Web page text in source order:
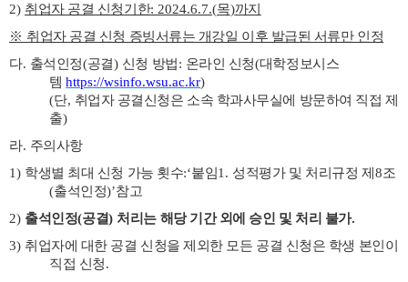
2) 취업자 공결 신청기한: 2024.6.7.(목)까지
※ 취업자 공결 신청 증빙서류는 개강일 이후 발급된 서류만 인정
다. 출석인정(공결) 신청 방법: 온라인 신청(대학정보시스
템https://wsinfo.wsu.ac.kr)
(단, 취업자 공결신청은 소속 학과사무실에 방문하여 직접 제
출)
라. 주의사항
1) 학생별 최대 신청 가능 횟수:‘붙임1. 성적평가 및 처리규정 제 8조
(출석인정)’참고
2) 출석인정(공결) 처리는 해당 기간 외에 승인 및 처리 불가.
3) 취업자에 대한 공결 신청을 제외한 모든 공결 신청은 학생 본인이
직접 신청.